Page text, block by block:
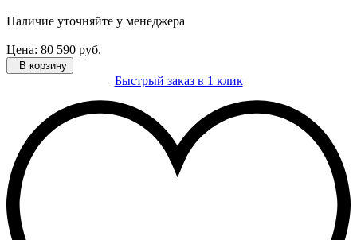
Наличие уточняйте у менеджера
Цена: 80 590 руб.
В корзину
Быстрый заказ в 1 клик